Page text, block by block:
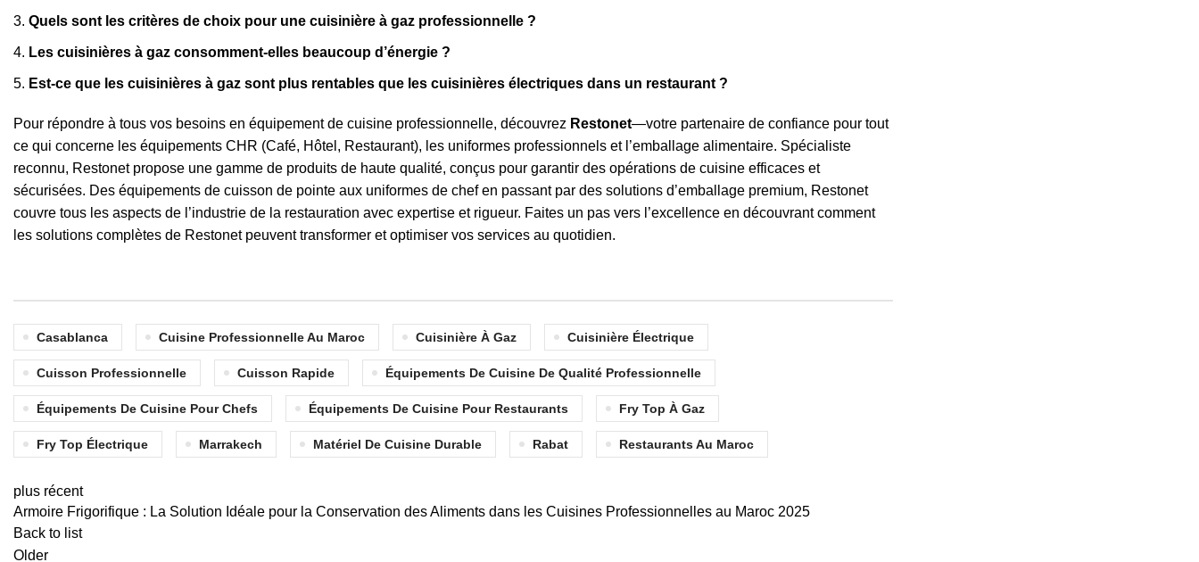
Quels sont les critères de choix pour une cuisinière à gaz professionnelle ?
Les cuisinières à gaz consomment-elles beaucoup d’énergie ?
Est-ce que les cuisinières à gaz sont plus rentables que les cuisinières électriques dans un restaurant ?
Pour répondre à tous vos besoins en équipement de cuisine professionnelle, découvrez Restonet—votre partenaire de confiance pour tout
ce qui concerne les équipements CHR (Café, Hôtel, Restaurant), les uniformes professionnels et l’emballage alimentaire. Spécialiste
reconnu, Restonet propose une gamme de produits de haute qualité, conçus pour garantir des opérations de cuisine efficaces et
sécurisées. Des équipements de cuisson de pointe aux uniformes de chef en passant par des solutions d’emballage premium, Restonet
couvre tous les aspects de l’industrie de la restauration avec expertise et rigueur. Faites un pas vers l’excellence en découvrant comment
les solutions complètes de Restonet peuvent transformer et optimiser vos services au quotidien.
Casablanca Cuisine Professionnelle Au Maroc Cuisinière À Gaz Cuisinière Électrique
Cuisson Professionnelle Cuisson Rapide Équipements De Cuisine De Qualité Professionnelle
Équipements De Cuisine Pour Chefs Équipements De Cuisine Pour Restaurants Fry Top À Gaz
Fry Top Électrique Marrakech Matériel De Cuisine Durable Rabat Restaurants Au Maroc
plus récent
Armoire Frigorifique : La Solution Idéale pour la Conservation des Aliments dans les Cuisines Professionnelles au Maroc 2025
Back to list
Older